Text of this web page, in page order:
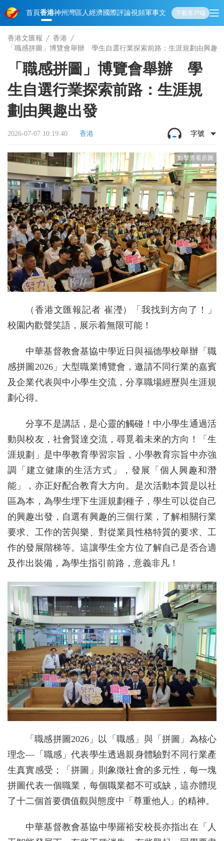
首頁香港神州 灣區人經濟國際評論視頻軍事文化 娛樂生活教育體
下載客戶端
香港文匯報
香港
「職感拼圖」博覽會舉辦 學生自選行業探索前路：生涯規劃由興趣
「職感拼圖」博覽會舉辦 學
生自選行業探索前路：生涯規
劃由興趣出發
2026-07-07 10:19:40 香港 字號
（香港文匯報記者 崔瀅）「我找到方向了！」
校園內歡聲笑語，展示着無限可能！
中華基督教會基協中學近日與福德學校舉辦「職
感拼圖2026」大型職業博覽會，邀請不同行業的嘉賓
及企業代表與中小學生交流，分享職場經歷與生涯規
劃心得。
分享不是講話，是心靈的觸碰！中小學生通過活
動與校友，社會賢達交流，尋覓着未來的方向！「生
涯規劃」是中學教育學習宗旨，小學教育宗旨中亦強
調「建立健康的生活方式」，發展「個人興趣和潛
能」，亦正好配合教育大方向。是次活動本質是以社
區為本，為學生埋下生涯規劃種子，學生可以從自己
的興趣出發，自選有興趣的三個行業，了解相關行業
要求、工作的苦與樂、對從業員性格特質的要求、工
作的發展階梯等。這讓學生全方位了解自己是否合適
及作出裝備，為學生指引前路，意義非凡！
「職感拼圖2026」以「職感」與「拼圖」為核心
理念—「職感」代表學生透過親身體驗對不同行業產
生真實感受；「拼圖」則象徵社會的多元性，每一塊
拼圖代表一個職業，每個職業都不可或缺，這亦體現
了十二個首要價值觀與態度中「尊重他人」的精神。
中華基督教會基協中學羅裕安校長亦指出在「人